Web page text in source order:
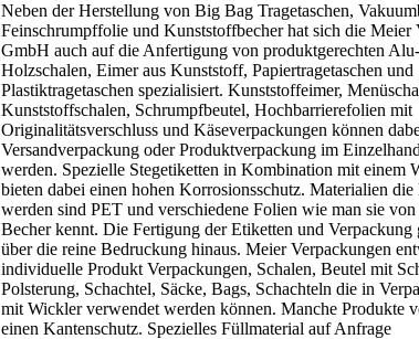
Neben der Herstellung von Big Bag Tragetaschen,
Feinschrumpffolie und Kunststoffbecher hat sich die Meier
GmbH auch auf die Anfertigung von produktgerechten
Holzschalen, Eimer aus Kunststoff, Papiertragetaschen und
Plastiktragetaschen spezialisiert. Kunststoffeimer,
Kunststoffschalen, Schrumpfbeutel, Hochbarrierefolien mit
Originalitätsverschluss und Käseverpackungen können
Versandverpackung oder Produktverpackung im
werden. Spezielle Stegetiketten in Kombination mit einem
bieten dabei einen hohen Korrosionsschutz. Materialien die
werden sind PET und verschiedene Folien wie man sie
Becher kennt. Die Fertigung der Etiketten und Verpackung
über die reine Bedruckung hinaus. Meier Verpackungen
individuelle Produkt Verpackungen, Schalen, Beutel mit
Polsterung, Schachtel, Säcke, Bags, Schachteln die in
mit Wickler verwendet werden können. Manche Produkte
einen Kantenschutz. Spezielles Füllmaterial auf Anfrage